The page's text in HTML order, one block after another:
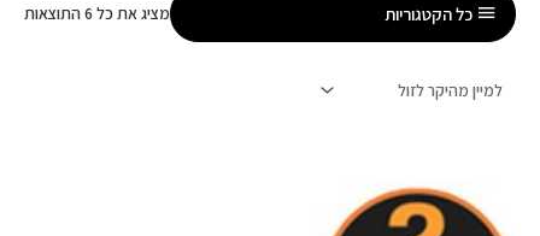
כל הקטגוריות מציג את כל 6 התוצאות